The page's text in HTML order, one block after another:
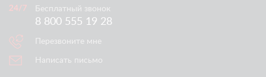
Бесплатный звонок
8 800 555 19 28
Перезвоните мне
Написать письмо